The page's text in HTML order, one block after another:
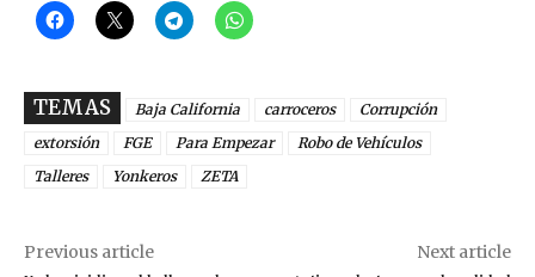
TEMAS Baja California carroceros
Corrupción
extorsión
FGE Para Empezar
Robo de Vehículos
Talleres
Yonkeros ZETA
Previous article Next article